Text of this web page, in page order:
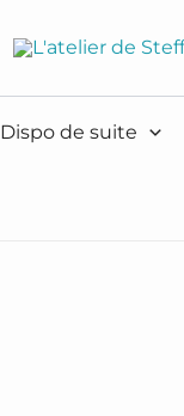
Dispo de suite